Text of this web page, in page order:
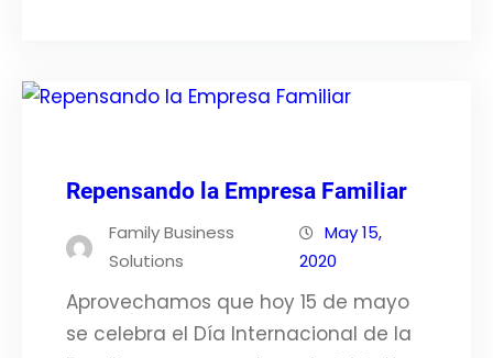
Repensando la Empresa Familiar
Family Business
Solutions
May 15,
2020
Aprovechamos que hoy 15 de mayo
se celebra el Día Internacional de la